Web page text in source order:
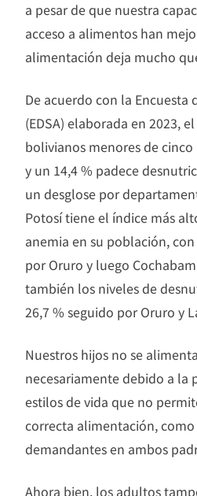
a pesar de que nuestra
acceso a alimentos han
alimentación deja mucho
De acuerdo con la Encuesta
(EDSA) elaborada en 2023,
bolivianos menores de
y un 14,4 % padece
un desglose por
Potosí tiene el índice más
anemia en su población,
por Oruro y luego
también los niveles de
26,7 % seguido por Oruro y
Nuestros hijos no se
necesariamente debido a la
estilos de vida que no
correcta alimentación,
demandantes en ambos
​Ahora bien, los adultos